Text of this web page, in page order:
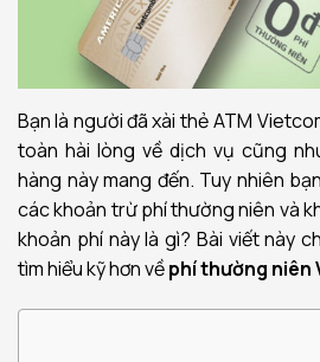
Bạn là người đã xài thẻ ATM
toàn hài lòng về dịch vụ cũng
hàng này mang đến. Tuy nhiên
các khoản trừ phí thường niên và
khoản phí này là gì? Bài viết này
tìm hiểu kỹ hơn vềphí thường niên